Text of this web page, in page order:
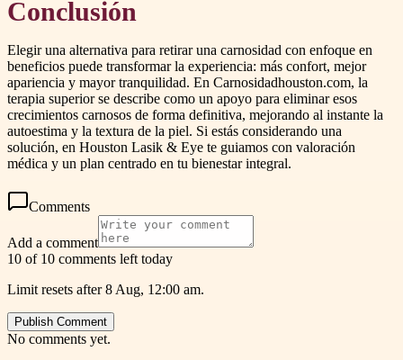
Conclusión
Elegir una alternativa para retirar una carnosidad con enfoque en
beneficios puede transformar la experiencia: más confort, mejor
apariencia y mayor tranquilidad. En Carnosidadhouston.com, la
terapia superior se describe como un apoyo para eliminar esos
crecimientos carnosos de forma definitiva, mejorando al instante la
autoestima y la textura de la piel. Si estás considerando una
solución, en Houston Lasik & Eye te guiamos con valoración
médica y un plan centrado en tu bienestar integral.
Comments
Add a comment
10 of 10 comments left today
Limit resets after 8 Aug, 12:00 am.
Publish Comment
No comments yet.